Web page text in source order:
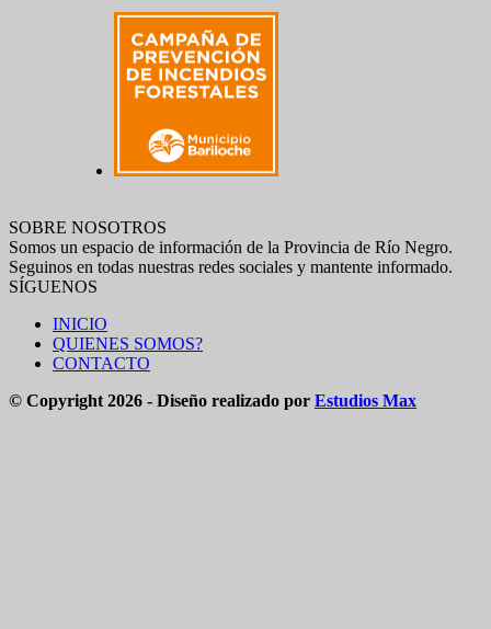
SOBRE NOSOTROS
Somos un espacio de información de la Provincia de Río Negro.
Seguinos en todas nuestras redes sociales y mantente informado.
SÍGUENOS
INICIO
QUIENES SOMOS?
CONTACTO
© Copyright 2026 - Diseño realizado por Estudios Max